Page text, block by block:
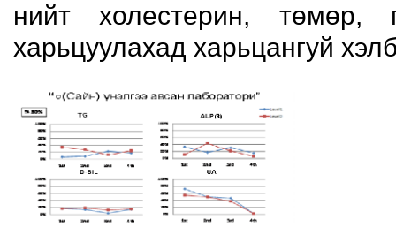
нийт холестерин, төмөр,
харьцуулахад харьцангуй